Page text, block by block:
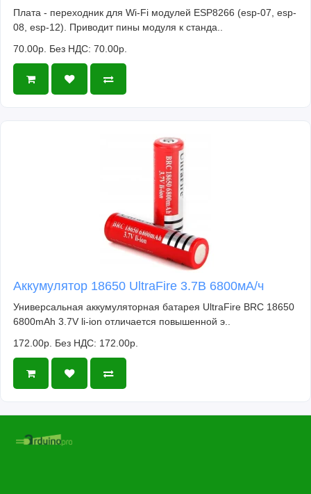
Плата - переходник для Wi-Fi модулей ESP8266 (esp-07, esp-
08, esp-12). Приводит пины модуля к станда..
70.00р. Без НДС: 70.00р.
Аккумулятор 18650 UltraFire 3.7В 6800мА/ч
Универсальная аккумуляторная батарея UltraFire BRC 18650
6800mAh 3.7V li-ion отличается повышенной э..
172.00р. Без НДС: 172.00р.